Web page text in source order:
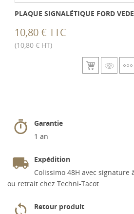
PLAQUE SIGNALÉTIQUE FORD
10,80 € TTC
(10,80 € HT)
Garantie
1 an
Expédition
Colissimo 48H avec signature
ou retrait chez Techni-Tacot
Retour produit